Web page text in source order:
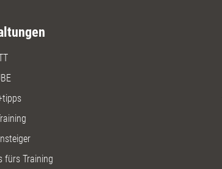
fürs Training